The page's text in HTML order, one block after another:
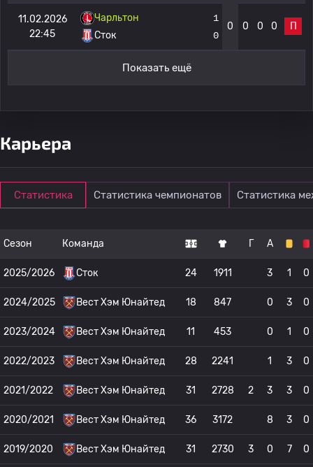
11.02.2026
22:45
Чарльтон
Сток
1
0
0 0 0 0 П
Показать ещё
Карьера
Статистика Статистика чемпионатов Статистика
Сезон Команда Г А
2025/2026 Сток 24 1911 3 1 0
2024/2025 Вест Хэм Юнайтед 18 847 0 3 0
2023/2024 Вест Хэм Юнайтед 11 453 0 1 0
2022/2023 Вест Хэм Юнайтед 28 2241 1 3 0
2021/2022 Вест Хэм Юнайтед 31 2728 2 3 3 0
2020/2021 Вест Хэм Юнайтед 36 3172 8 3 0
2019/2020 Вест Хэм Юнайтед 31 2730 3 0 7 0